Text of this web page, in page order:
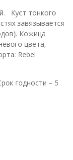
Куст тонкого
завязывается
Кожица
цвета,
Rebel
годности – 5